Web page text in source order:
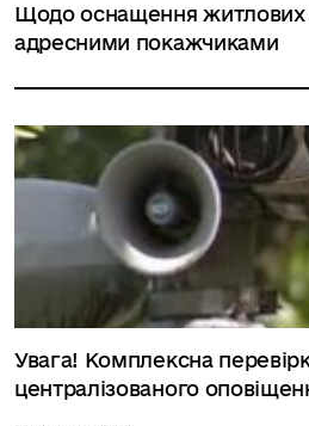
Щодо оснащення житлових
адресними покажчиками
Увага! Комплексна
централізованого